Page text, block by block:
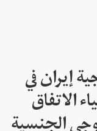
إيران في
الاتفاق